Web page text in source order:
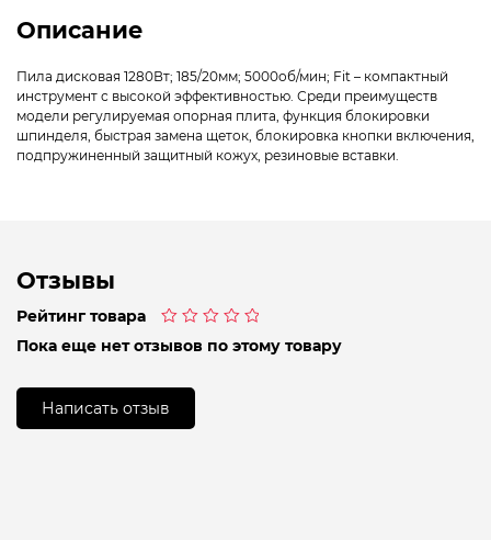
Описание
Пила дисковая 1280Вт; 185/20мм; 5000об/мин; Fit – компактный
инструмент с высокой эффективностью. Среди преимуществ
модели регулируемая опорная плита, функция блокировки
шпинделя, быстрая замена щеток, блокировка кнопки включения,
подпружиненный защитный кожух, резиновые вставки.
Отзывы
Рейтинг товара
0
Пока еще нет отзывов по этому товару
Написать отзыв